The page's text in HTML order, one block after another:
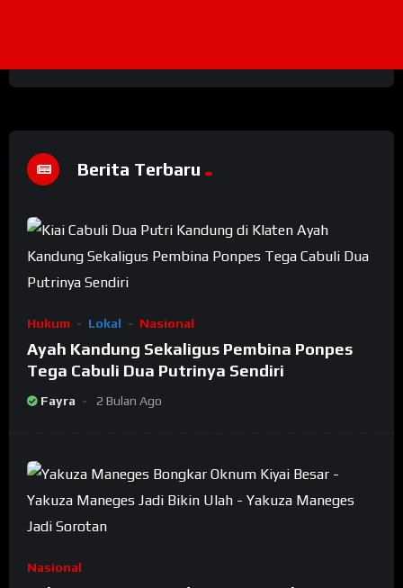
Berita Terbaru
Hukum Lokal Nasional
Ayah Kandung Sekaligus Pembina Ponpes
Tega Cabuli Dua Putrinya Sendiri
Fayra 2 Bulan Ago
Nasional